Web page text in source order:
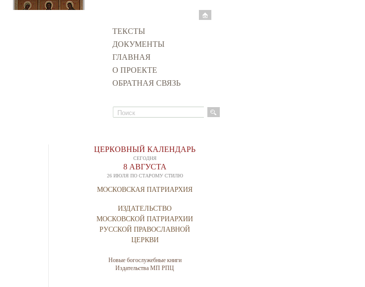
ТЕКСТЫ
ДОКУМЕНТЫ
ГЛАВНАЯ
О ПРОЕКТЕ
ОБРАТНАЯ СВЯЗЬ
Форма поиска
Поиск
ЦЕРКОВНЫЙ КАЛЕНДАРЬ
СЕГОДНЯ
8 АВГУСТА
26 ИЮЛЯ ПО СТАРОМУ СТИЛЮ
МОСКОВСКАЯ ПАТРИАРХИЯ
ИЗДАТЕЛЬСТВО
МОСКОВСКОЙ ПАТРИАРХИИ
РУССКОЙ ПРАВОСЛАВНОЙ
ЦЕРКВИ
Новые богослужебные книги
Издательства МП РПЦ